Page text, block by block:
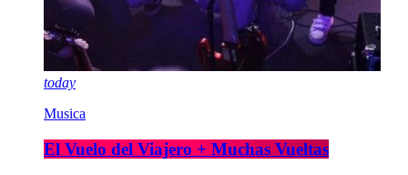
today
Musica
El Vuelo del Viajero + Muchas Vueltas